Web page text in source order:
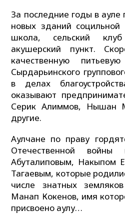
За последние годы в ауле
новых зданий
школа, сельский
акушерский пункт.
качественную
Сырдарьинского
в делах
оказывают
Серик Алиммов, Нышан
другие.
Аулчане по праву
Отечественной
Абуталиповым, Накыпом
Тагаевым, которые
числе знатных
Манап Кокенов, имя
присвоено аулу…